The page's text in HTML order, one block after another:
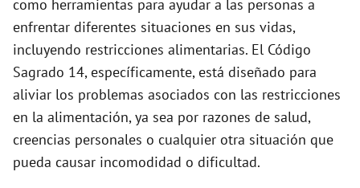
como herramientas para ayudar a las personas a
enfrentar diferentes situaciones en sus vidas,
incluyendo restricciones alimentarias. El Código
Sagrado 14, específicamente, está diseñado para
aliviar los problemas asociados con las restricciones
en la alimentación, ya sea por razones de salud,
creencias personales o cualquier otra situación que
pueda causar incomodidad o dificultad.